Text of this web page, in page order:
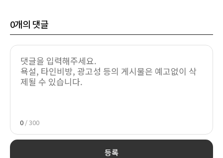
0개의 댓글
0 / 300
등록